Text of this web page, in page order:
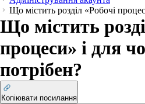
Що містить розділ «Робочі
Що містить
процеси» і для
потрібен?
Копіювати посилання